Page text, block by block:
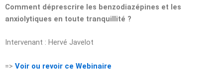
Comment déprescrire les benzodiazépines et les
anxiolytiques en toute tranquillité ?
Intervenant : Hervé Javelot
=> Voir ou revoir ce Webinaire